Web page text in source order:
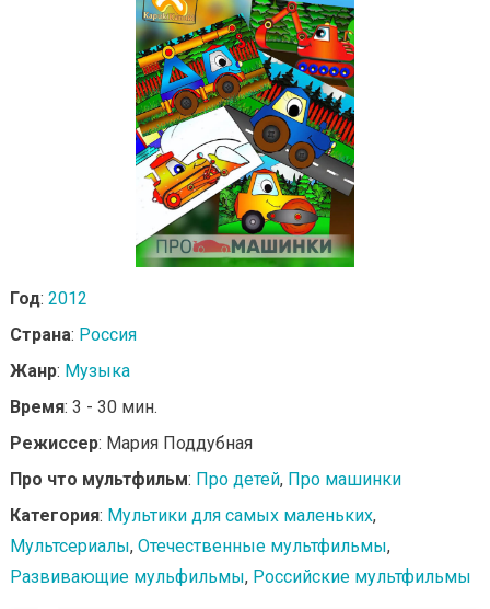
Год: 2012
Страна: Россия
Жанр: Музыка
Время: 3 - 30 мин.
Режиссер: Мария Поддубная
Про что мультфильм: Про детей, Про машинки
Категория: Мультики для самых маленьких,
Мультсериалы, Отечественные мультфильмы,
Развивающие мульфильмы, Российские мультфильмы